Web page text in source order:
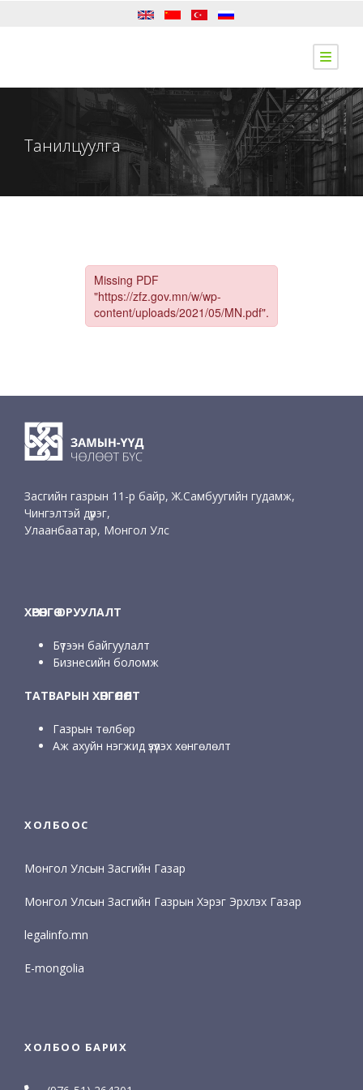
Танилцуулга
Засгийн газрын 11-р байр, Ж.Самбуугийн гудамж,
Чингэлтэй дүүрэг,
Улаанбаатар, Монгол Улс
ХӨРӨНГӨ ОРУУЛАЛТ
Бүтээн байгуулалт
Бизнесийн боломж
ТАТВАРЫН ХӨНГӨЛӨЛТ
Газрын төлбөр
Аж ахуйн нэгжид үзүүлэх хөнгөлөлт
ХОЛБООС
Монгол Улсын Засгийн Газар
Монгол Улсын Засгийн Газрын Хэрэг Эрхлэх Газар
legalinfo.mn
E-mongolia
ХОЛБОО БАРИХ